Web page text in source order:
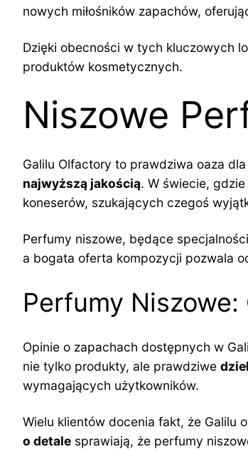
nowych miłośników zapachów,
Dzięki obecności w tych kluczowych
produktów kosmetycznych.
Niszowe
Galilu Olfactory to prawdziwa oaza
najwyższą jakością. W świecie,
koneserów, szukających czegoś
Perfumy niszowe, będące
a bogata oferta kompozycji pozwala
Perfumy
Opinie o zapachach dostępnych w
nie tylko produkty, ale prawdziwe
wymagających użytkowników.
Wielu klientów docenia fakt, że Galilu
o detale sprawiają, że perfumy